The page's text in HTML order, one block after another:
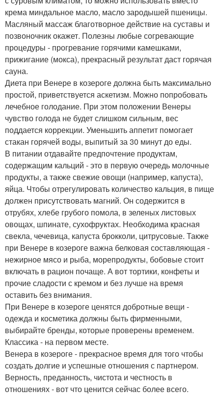
крема миндальное масло, масло зародышей пшеницы.
Масляный массаж благотворное действие на суставы и
позвоночник окажет. Полезны любые согревающие
процедуры - прогревание горячими камешками,
прижигание (мокса), прекрасный результат даст горячая
сауна.
Диета при Венере в козероге должна быть максимально
простой, приветствуется аскетизм. Можно попробовать
лечебное голодание. При этом положении Венеры
чувство голода не будет слишком сильным, вес
поддается коррекции. Уменьшить аппетит помогает
стакан горячей воды, выпитый за 30 минут до еды.
В питании отдавайте предпочтение продуктам,
содержащим кальций - это в первую очередь молочные
продукты, а также свежие овощи (например, капуста),
яйца. Чтобы отрегулировать количество кальция, в пище
должен присутствовать магний. Он содержится в
отрубях, хлебе грубого помола, в зеленых листовых
овощах, шпинате, сухофруктах. Необходима красная
свекла, чечевица, капуста брокколи, цитрусовые. Также
при Венере в козероге важна белковая составляющая -
нежирное мясо и рыба, морепродукты, бобовые стоит
включать в рацион почаще. А вот тортики, конфеты и
прочие сладости с кремом и без лучше на время
оставить без внимания.
При Венере в козероге ценятся добротные вещи -
одежда и косметика должны быть фирменными,
выбирайте бренды, которые проверены временем.
Классика - на первом месте.
Венера в козероге - прекрасное время для того чтобы
создать долгие и успешные отношения с партнером.
Верность, преданность, чистота и честность в
отношениях - вот что ценится сейчас более всего.